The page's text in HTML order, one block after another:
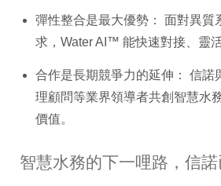
彈性整合是最大優勢： 面對異質
求，Water AI™ 能快速對接、靈活
合作是長期競爭力的延伸： 信諾
理顧問等業界領導者共創智慧水
價值。
智慧水務的下一哩路，信